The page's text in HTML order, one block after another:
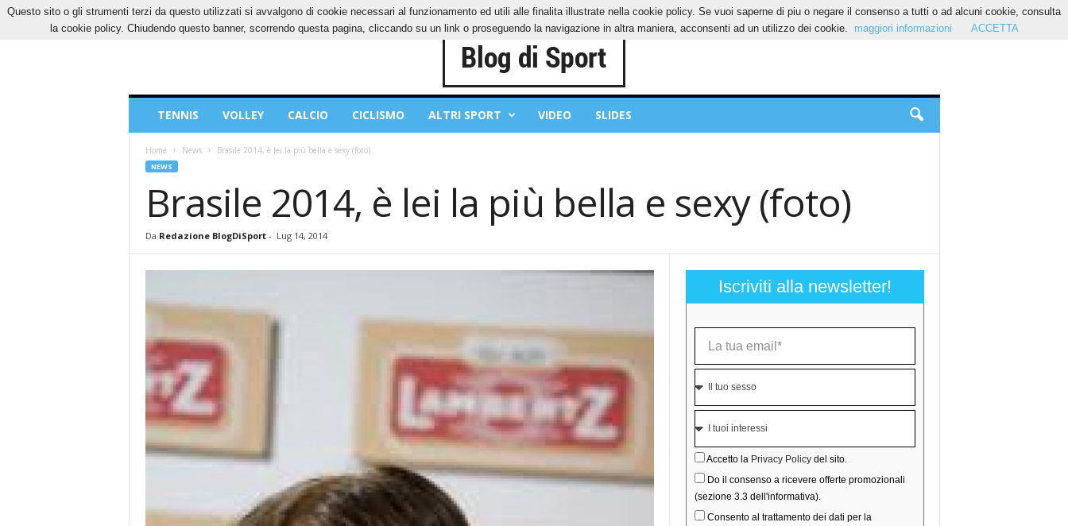
VENERDÌ, 7 AGOSTO 2026 CONTATTI COOKIES PRIVACY POLICY
Sport
TENNIS VOLLEY CALCIO CICLISMO ALTRI SPORT VIDEO SLIDES
Home News Brasile 2014, è lei la più bella e sexy (foto)
NEWS
Brasile 2014, è lei la più bella e sexy (foto)
Da Redazione BlogDiSport- Lug 14, 2014
Iscriviti alla newsletter!
Accetto la Privacy Policydel sito.
Do il consenso a ricevere offerte promozionali
(sezione 3.3 dell'informativa).
Consento al trattamento dei dati per la
Questo sito o gli strumenti terzi da questo utilizzati si avvalgono di cookie necessari al funzionamento ed utili alle finalita illustrate nella cookie policy. Se vuoi saperne di piu o negare il consenso a tutti o ad alcuni cookie, consulta
la cookie policy. Chiudendo questo banner, scorrendo questa pagina, cliccando su un link o proseguendo la navigazione in altra maniera, acconsenti ad un utilizzo dei cookie.
maggiori informazioni ACCETTA